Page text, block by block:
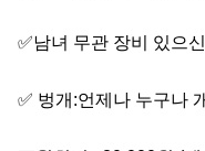
✅남녀 무관 장비 있으
✅ 벙개:언제나 누구나